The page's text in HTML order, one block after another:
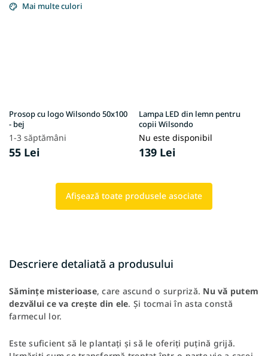
Mai multe culori
Prosop cu logo Wilsondo 50x100
- bej
1-3 săptămâni
55 Lei
Lampa LED din lemn pentru
copii Wilsondo
Nu este disponibil
139 Lei
Afişează toate produsele asociate
Descriere detaliată a produsului
Sămințe misterioase, care ascund o surpriză. Nu vă putem
dezvălui ce va crește din ele. Și tocmai în asta constă
farmecul lor.
Este suficient să le plantați și să le oferiți puțină grijă.